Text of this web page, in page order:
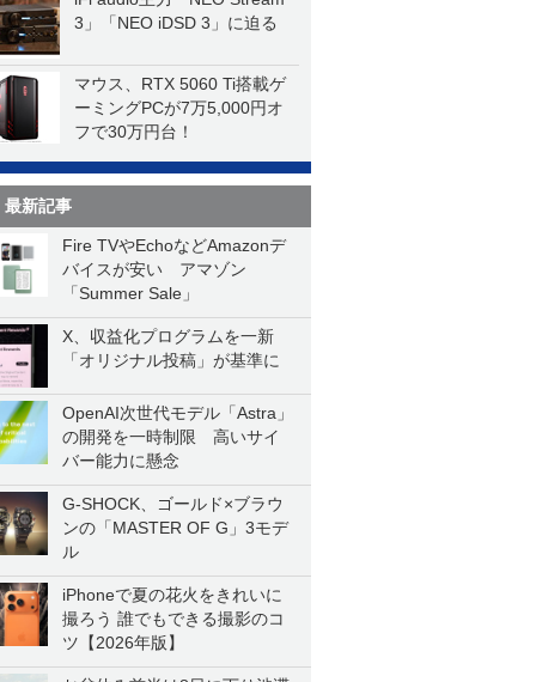
3」「NEO iDSD 3」に迫る
マウス、RTX 5060 Ti搭載ゲ
ーミングPCが7万5,000円オ
フで30万円台！
最新記事
Fire TVやEchoなどAmazonデ
バイスが安い アマゾン
「Summer Sale」
X、収益化プログラムを一新
「オリジナル投稿」が基準に
OpenAI次世代モデル「Astra」
の開発を一時制限 高いサイ
バー能力に懸念
G-SHOCK、ゴールド×ブラウ
ンの「MASTER OF G」3モデ
ル
iPhoneで夏の花火をきれいに
撮ろう 誰でもできる撮影のコ
ツ【2026年版】